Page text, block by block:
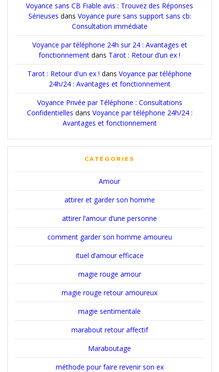
Voyance sans CB Fiable avis : Trouvez des Réponses
Sérieuses dans Voyance pure sans support sans cb:
Consultation immédiate
Voyance par téléphone 24h sur 24 : Avantages et
fonctionnement dans Tarot : Retour d’un ex !
Tarot : Retour d'un ex ! dans Voyance par téléphone
24h/24 : Avantages et fonctionnement
Voyance Privée par Téléphone : Consultations
Confidentielles dans Voyance par téléphone 24h/24 :
Avantages et fonctionnement
CATÉGORIES
Amour
attirer et garder son homme
attirer l’amour d’une personne
comment garder son homme amoureu
ituel d’amour efficace
magie rouge amour
magie rouge retour amoureux
magie sentimentale
marabout retour affectif
Maraboutage
méthode pour faire revenir son ex